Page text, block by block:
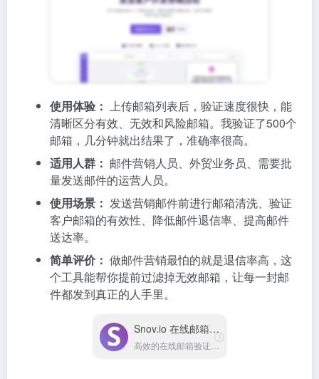
使用体验： 上传邮箱列表后，验证速度很快，能
清晰区分有效、无效和风险邮箱。我验证了500个
邮箱，几分钟就出结果了，准确率很高。
适用人群： 邮件营销人员、外贸业务员、需要批
量发送邮件的运营人员。
使用场景： 发送营销邮件前进行邮箱清洗、验证
客户邮箱的有效性、降低邮件退信率、提高邮件
送达率。
简单评价： 做邮件营销最怕的就是退信率高，这
个工具能帮你提前过滤掉无效邮箱，让每一封邮
件都发到真正的人手里。
Snov.io 在线邮箱验证
高效的在线邮箱验证工具